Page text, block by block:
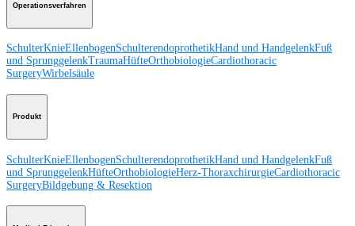
Operationsverfahren
SchulterKnieEllenbogenSchulterendoprothetikHand und HandgelenkFuß
und SprunggelenkTraumaHüfteOrthobiologieCardiothoracic
SurgeryWirbelsäule
Produkt
SchulterKnieEllenbogenSchulterendoprothetikHand und HandgelenkFuß
und SprunggelenkHüfteOrthobiologieHerz-ThoraxchirurgieCardiothoracic
SurgeryBildgebung & Resektion